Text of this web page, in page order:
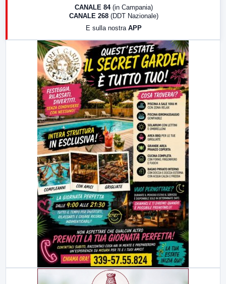
LabNews (replica)
CANALE 84 (in Campania)
CANALE 268 (DDT Nazionale)
E sulla nostra APP